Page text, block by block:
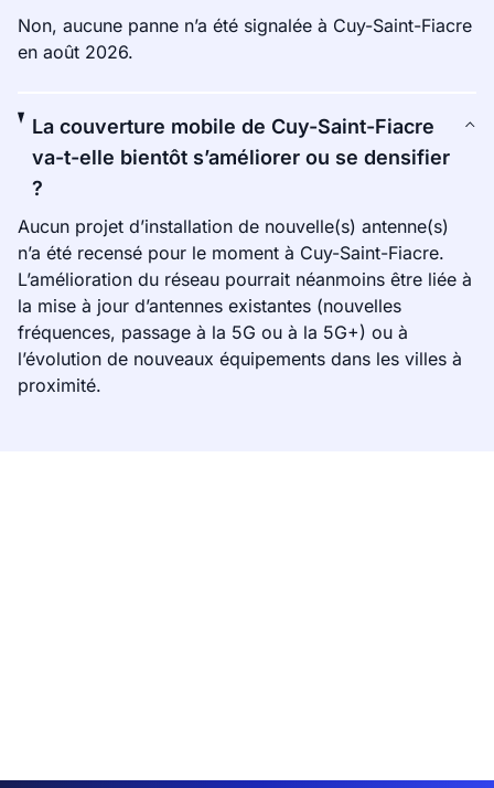
Non, aucune panne n’a été signalée à Cuy-Saint-Fiacre
en août 2026.
La couverture mobile de Cuy-Saint-Fiacre
va-t-elle bientôt s’améliorer ou se densifier
?
Aucun projet d’installation de nouvelle(s) antenne(s)
n’a été recensé pour le moment à Cuy-Saint-Fiacre.
L’amélioration du réseau pourrait néanmoins être liée à
la mise à jour d’antennes existantes (nouvelles
fréquences, passage à la 5G ou à la 5G+) ou à
l’évolution de nouveaux équipements dans les villes à
proximité.